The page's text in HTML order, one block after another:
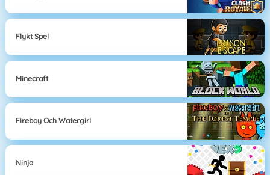
Flykt Spel
Minecraft
Fireboy Och Watergirl
Ninja